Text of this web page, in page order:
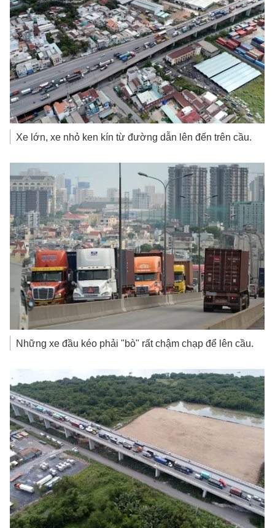
Xe lớn, xe nhỏ ken kín từ đường dẫn lên đến trên cầu.
Những xe đầu kéo phải "bò" rất chậm chạp để lên cầu.